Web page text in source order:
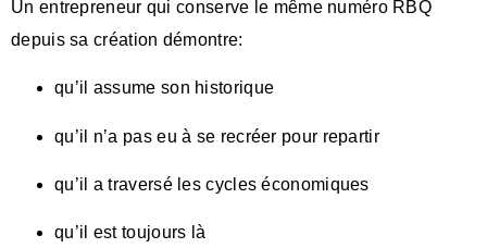
Un entrepreneur qui conserve le même numéro RBQ
depuis sa création démontre:
qu’il assume son historique
qu’il n’a pas eu à se recréer pour repartir
qu’il a traversé les cycles économiques
qu’il est toujours là